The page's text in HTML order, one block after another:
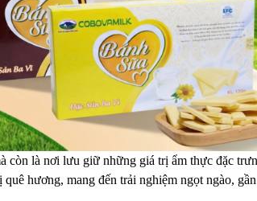
còn là nơi lưu giữ những giá trị ẩm thực đặc
hương, mang đến trải nghiệm ngọt ngào,